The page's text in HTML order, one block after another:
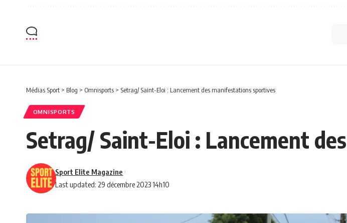
Médias Sport > Blog > Omnisports > Setrag/ Saint-Eloi : Lancement des manifestations sportives
OMNISPORTS
Setrag/ Saint-Eloi : Lancement
Last updated: 29 décembre 2023 14h10
Sport Elite Magazine